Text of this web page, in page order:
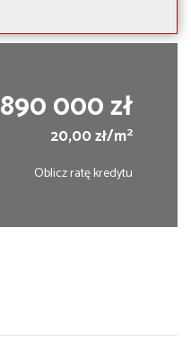
890 000 zł
20,00 zł/m2
Oblicz ratę kredytu